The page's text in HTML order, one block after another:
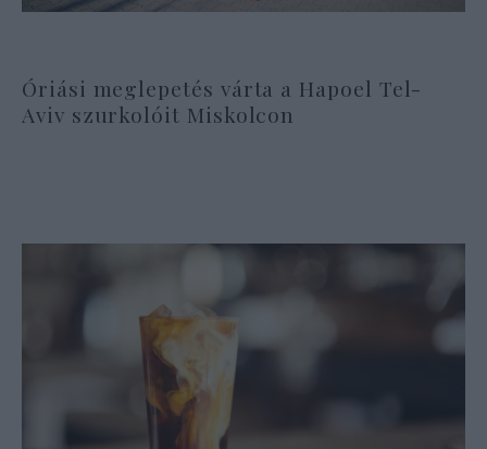
Óriási meglepetés várta a Hapoel Tel-
Aviv szurkolóit Miskolcon